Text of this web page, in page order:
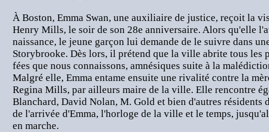
À Boston, Emma Swan, une auxiliaire de justice, reçoit la
Henry Mills, le soir de son 28e anniversaire. Alors qu'elle
naissance, le jeune garçon lui demande de le suivre dans
Storybrooke. Dès lors, il prétend que la ville abrite tous les
fées que nous connaissons, amnésiques suite à la
Malgré elle, Emma entame ensuite une rivalité contre la
Regina Mills, par ailleurs maire de la ville. Elle rencontre
Blanchard, David Nolan, M. Gold et bien d'autres résidents
de l'arrivée d'Emma, l'horloge de la ville et le temps,
en marche.